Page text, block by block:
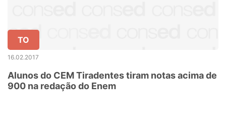
TO
16.02.2017
Alunos do CEM Tiradentes tiram notas acima de
900 na redação do Enem